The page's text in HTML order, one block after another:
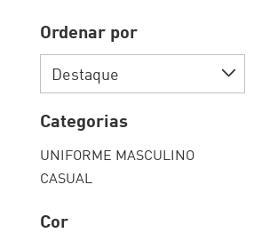
Ordenar por
Categorias
UNIFORME MASCULINO
CASUAL
Cor